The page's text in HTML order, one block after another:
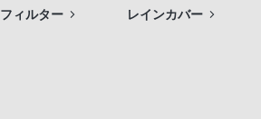
フィルター レインカバー